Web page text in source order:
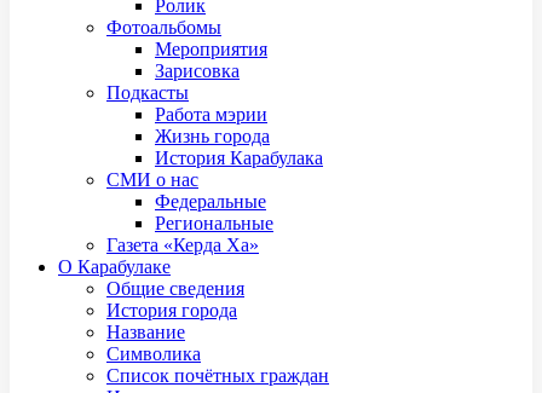
Ролик
Фотоальбомы
Мероприятия
Зарисовка
Подкасты
Работа мэрии
Жизнь города
История Карабулака
СМИ о нас
Федеральные
Региональные
Газета «Керда Ха»
О Карабулаке
Общие сведения
История города
Название
Символика
Список почётных граждан